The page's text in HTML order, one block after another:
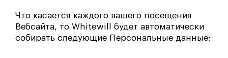
Что касается каждого вашего посещения
Вебсайта, то Whitewill будет автоматически
собирать следующие Персональные данные: